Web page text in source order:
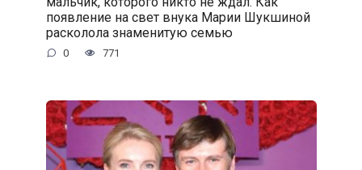
появление на свет внука Марии Шукшиной
расколола знаменитую семью
0 771